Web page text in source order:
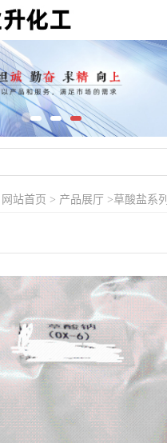
网站首页 > 产品展厅 >草酸盐系列